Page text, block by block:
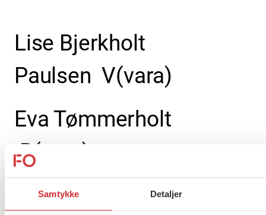
Samtykke Detaljer
Lise Bjerkholt
Paulsen V(vara)
Eva Tømmerholt
B(vara)
Flere saker